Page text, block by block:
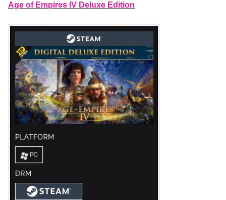
Age of Empires IV Deluxe Edition